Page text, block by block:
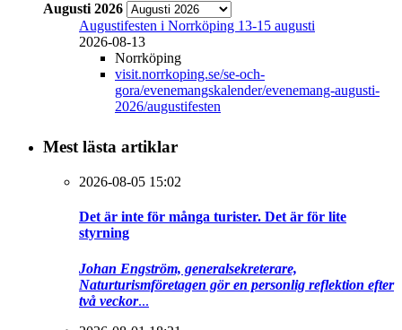
Augusti 2026
Augustifesten i Norrköping 13-15 augusti
2026-08-13
Norrköping
visit.norrkoping.se/se-och-
gora/evenemangskalender/evenemang-augusti-
2026/augustifesten
Mest lästa artiklar
2026-08-05 15:02
Det är inte för många turister. Det är för lite
styrning
Johan Engström, generalsekreterare,
Naturturismföretagen gör en personlig reflektion efter
två veckor...